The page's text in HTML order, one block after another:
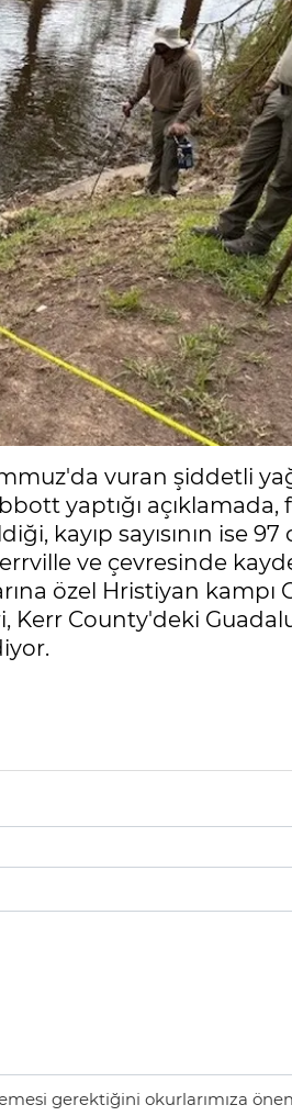
vuran şiddetli
yaptığı
kayıp sayısının ise
ve çevresinde
özel Hristiyan kampı
Kerr County'deki
gerektiğini okurlarımıza